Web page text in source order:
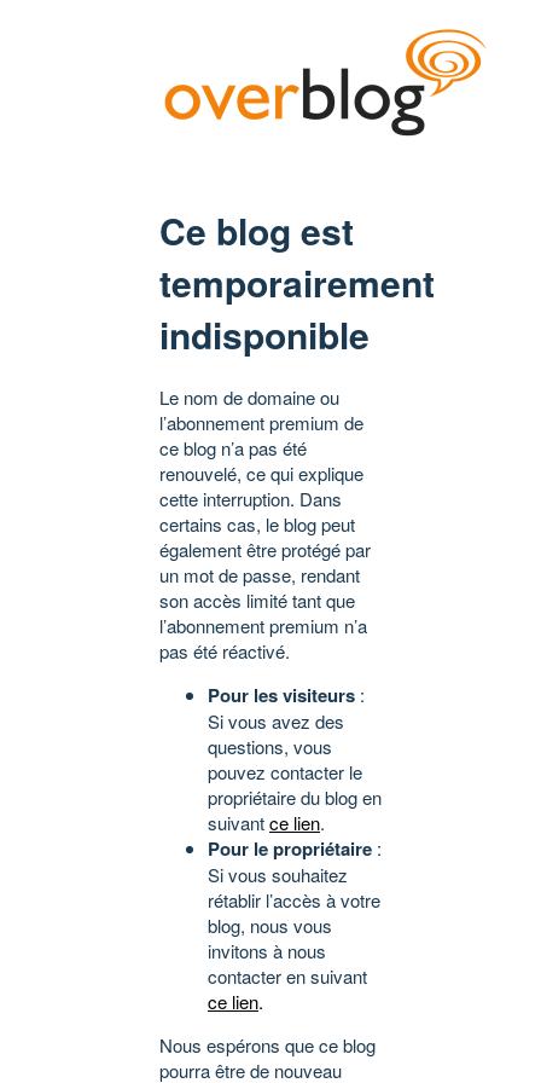
Ce blog est
temporairement
indisponible
Le nom de domaine ou
l’abonnement premium de
ce blog n’a pas été
renouvelé, ce qui explique
cette interruption. Dans
certains cas, le blog peut
également être protégé par
un mot de passe, rendant
son accès limité tant que
l’abonnement premium n’a
pas été réactivé.
Pour les visiteurs :
Si vous avez des
questions, vous
pouvez contacter le
propriétaire du blog en
suivantce lien.
Pour le propriétaire :
Si vous souhaitez
rétablir l’accès à votre
blog, nous vous
invitons à nous
contacter en suivant
ce lien.
Nous espérons que ce blog
pourra être de nouveau